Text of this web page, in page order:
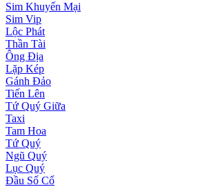
Sim Khuyến Mại
Sim Vip
Lộc Phát
Thần Tài
Ông Địa
Lặp Kép
Gánh Đảo
Tiến Lên
Tứ Quý Giữa
Taxi
Tam Hoa
Tứ Quý
Ngũ Quý
Lục Quý
Đầu Số Cổ